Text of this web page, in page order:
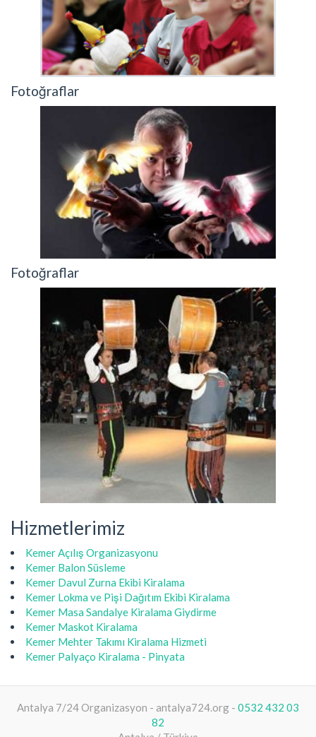
Fotoğraflar
Fotoğraflar
Hizmetlerimiz
Kemer Açılış Organizasyonu
Kemer Balon Süsleme
Kemer Davul Zurna Ekibi Kiralama
Kemer Lokma ve Pişi Dağıtım Ekibi Kiralama
Kemer Masa Sandalye Kiralama Giydirme
Kemer Maskot Kiralama
Kemer Mehter Takımı Kiralama Hizmeti
Kemer Palyaço Kiralama - Pinyata
Antalya 7/24 Organizasyon - antalya724.org - 0532 432 03
82